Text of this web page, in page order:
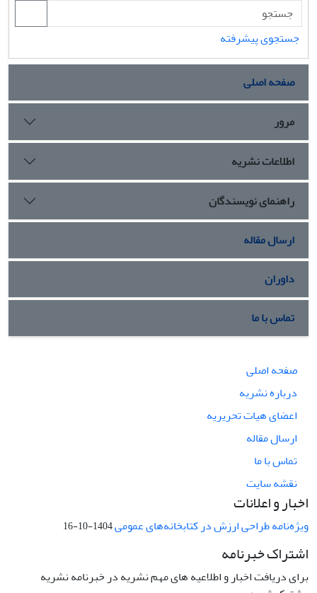
جستجوی پیشرفته
صفحه اصلی
مرور
اطلاعات نشریه
راهنمای نویسندگان
ارسال مقاله
داوران
تماس با ما
صفحه اصلی
درباره نشریه
اعضای هیات تحریریه
ارسال مقاله
تماس با ما
نقشه سایت
اخبار و اعلانات
ویژه‌نامه طراحی ارزش در کتابخانه‌های عمومی1404-10-16
اشتراک خبرنامه
برای دریافت اخبار و اطلاعیه های مهم نشریه در خبرنامه نشریه